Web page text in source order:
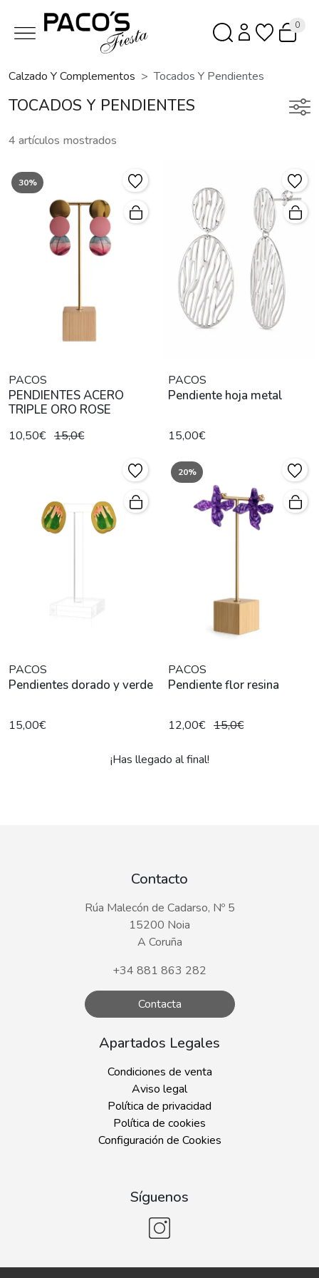
0
Calzado Y Complementos Tocados Y Pendientes
TOCADOS Y PENDIENTES
4 artículos mostrados
30%
PACOS
PENDIENTES ACERO
TRIPLE ORO ROSE
10,50€ 15,0€
PACOS
Pendiente hoja metal
15,00€
PACOS
Pendientes dorado y verde
15,00€
20%
PACOS
Pendiente flor resina
12,00€ 15,0€
¡Has llegado al final!
Contacto
Rúa Malecón de Cadarso, Nº 5
15200 Noia
A Coruña
+34 881 863 282
Contacta
Apartados Legales
Condiciones de venta
Aviso legal
Política de privacidad
Política de cookies
Configuración de Cookies
Síguenos